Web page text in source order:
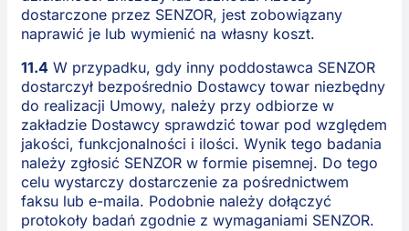
dostarczone przez SENZOR, jest zobowiązany
naprawić je lub wymienić na własny koszt.
11.4W przypadku, gdy inny poddostawca SENZOR
dostarczył bezpośrednio Dostawcy towar niezbędny
do realizacji Umowy, należy przy odbiorze w
zakładzie Dostawcy sprawdzić towar pod względem
jakości, funkcjonalności i ilości. Wynik tego badania
należy zgłosić SENZOR w formie pisemnej. Do tego
celu wystarczy dostarczenie za pośrednictwem
faksu lub e-maila. Podobnie należy dołączyć
protokoły badań zgodnie z wymaganiami SENZOR.